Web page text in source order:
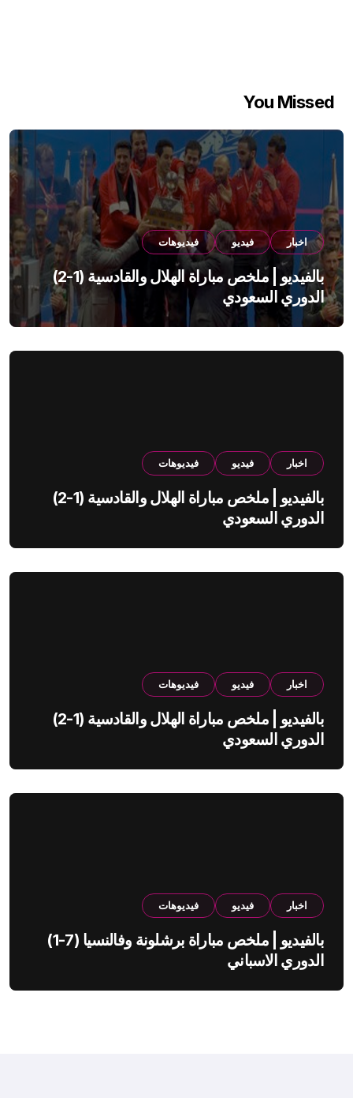
You Missed
اخبار فيديو فيديوهات
بالفيديو | ملخص مباراة الهلال والقادسية (1-2)
الدوري السعودي
اخبار فيديو فيديوهات
بالفيديو | ملخص مباراة الهلال والقادسية (1-2)
الدوري السعودي
اخبار فيديو فيديوهات
بالفيديو | ملخص مباراة الهلال والقادسية (1-2)
الدوري السعودي
اخبار فيديو فيديوهات
بالفيديو | ملخص مباراة برشلونة وفالنسيا (7-1)
الدوري الاسباني